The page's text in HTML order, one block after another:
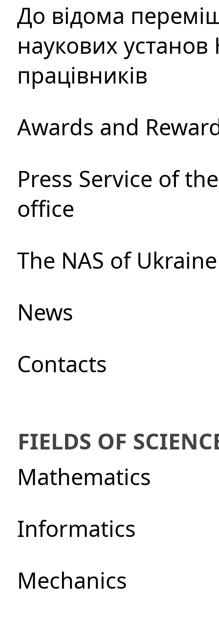
До відома
наукових установ
працівників
Awards and
Press Service of
office
The NAS of
News
Сontacts
FIELDS OF
Mathematics
Informatics
Mechanics